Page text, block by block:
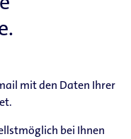
mit den Daten Ihrer
bei Ihnen